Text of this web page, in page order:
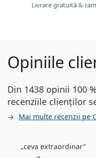
Livrare gratuită&
Opiniile
Din 1438 opinii 100
recenziile clienților
Mai multe recenzii pe
ceva extraordinar